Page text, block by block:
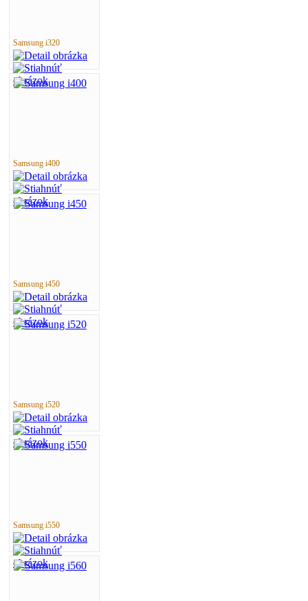
Samsung i320
Samsung i400
Samsung i450
Samsung i520
Samsung i550